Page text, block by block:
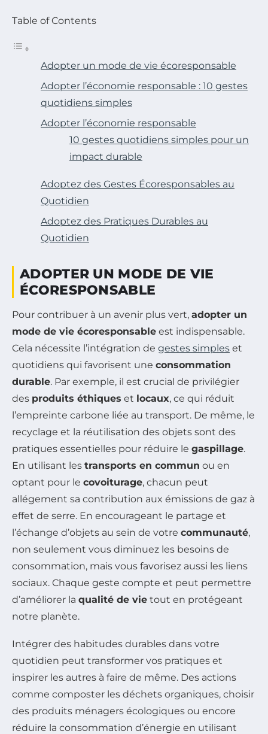
Table of Contents
Adopter un mode de vie écoresponsable
Adopter l’économie responsable : 10 gestes
quotidiens simples
Adopter l’économie responsable
10 gestes quotidiens simples pour un
impact durable
Adoptez des Gestes Écoresponsables au
Quotidien
Adoptez des Pratiques Durables au
Quotidien
ADOPTER UN MODE DE VIE
ÉCORESPONSABLE
Pour contribuer à un avenir plus vert, adopter un
mode de vie écoresponsable est indispensable.
Cela nécessite l’intégration de gestes simples et
quotidiens qui favorisent une consommation
durable. Par exemple, il est crucial de privilégier
des produits éthiques et locaux, ce qui réduit
l’empreinte carbone liée au transport. De même, le
recyclage et la réutilisation des objets sont des
pratiques essentielles pour réduire le gaspillage.
En utilisant les transports en commun ou en
optant pour le covoiturage, chacun peut
allégement sa contribution aux émissions de gaz à
effet de serre. En encourageant le partage et
l’échange d’objets au sein de votre communauté,
non seulement vous diminuez les besoins de
consommation, mais vous favorisez aussi les liens
sociaux. Chaque geste compte et peut permettre
d’améliorer la qualité de vie tout en protégeant
notre planète.
Intégrer des habitudes durables dans votre
quotidien peut transformer vos pratiques et
inspirer les autres à faire de même. Des actions
comme composter les déchets organiques, choisir
des produits ménagers écologiques ou encore
réduire la consommation d’énergie en utilisant